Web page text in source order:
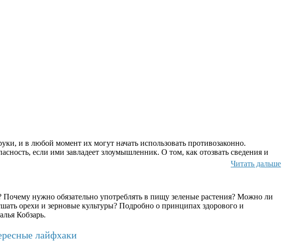
и в любой момент их могут начать использовать противозаконно.
если ими завладеет злоумышленник. О том, как отозвать сведения и
Читать дальше
нужно обязательно употреблять в пищу зеленые растения? Можно ли
орехи и зерновые культуры? Подробно о принципах здорового и
Кобзарь.
лайфхаки